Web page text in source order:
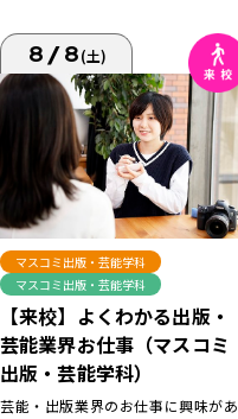
8/8(土)
マスコミ出版・芸能学科
マスコミ出版・芸能学科
【来校】よくわかる出版・
芸能業界お仕事（マスコミ
出版・芸能学科）
芸能・出版業界のお仕事に興味があ